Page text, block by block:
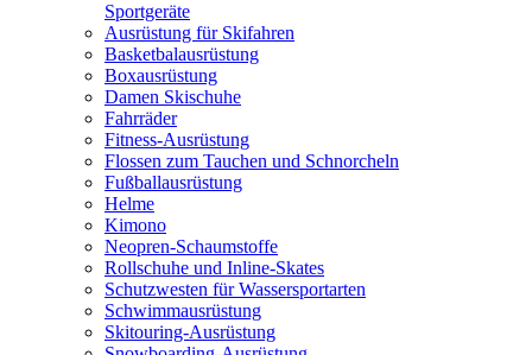
Sportgeräte
Ausrüstung für Skifahren
Basketbalausrüstung
Boxausrüstung
Damen Skischuhe
Fahrräder
Fitness-Ausrüstung
Flossen zum Tauchen und Schnorcheln
Fußballausrüstung
Helme
Kimono
Neopren-Schaumstoffe
Rollschuhe und Inline-Skates
Schutzwesten für Wassersportarten
Schwimmausrüstung
Skitouring-Ausrüstung